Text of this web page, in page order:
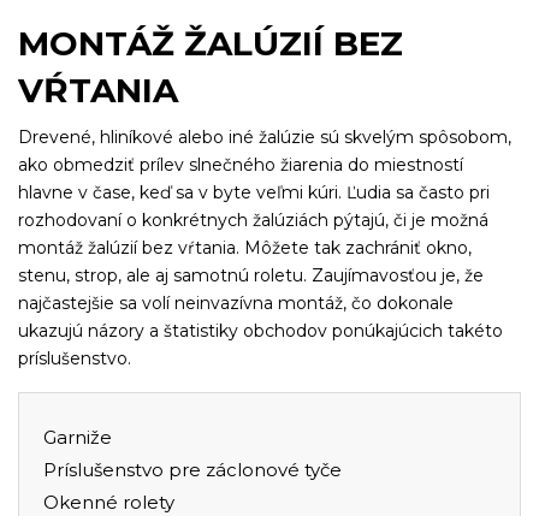
Garniže
Príslušenstvo pre záclonové tyče
Okenné rolety
MONTÁŽ ŽALÚZIÍ BEZ
VŔTANIA
Drevené, hliníkové alebo iné žalúzie sú skvelým spôsobom,
ako obmedziť prílev slnečného žiarenia do miestností
hlavne v čase, keď sa v byte veľmi kúri. Ľudia sa často pri
rozhodovaní o konkrétnych žalúziách pýtajú, či je možná
montáž žalúzií bez vŕtania. Môžete tak zachrániť okno,
stenu, strop, ale aj samotnú roletu. Zaujímavosťou je, že
najčastejšie sa volí neinvazívna montáž, čo dokonale
ukazujú názory a štatistiky obchodov ponúkajúcich takéto
príslušenstvo.